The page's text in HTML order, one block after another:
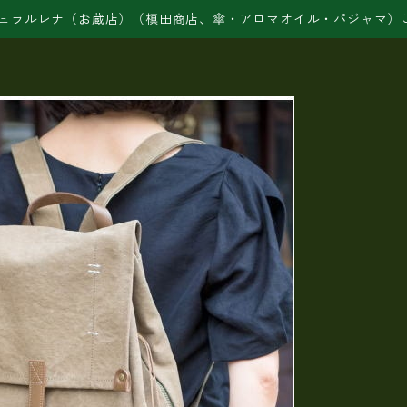
ラルレナ（お蔵店）（槙田商店、傘・アロマオイル・パジャマ）